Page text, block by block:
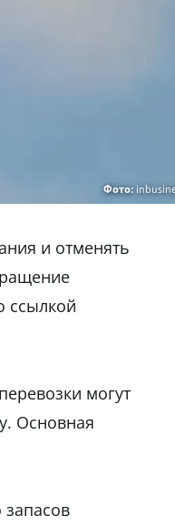
Фото:
и отменять
ссылкой
могут
Основная